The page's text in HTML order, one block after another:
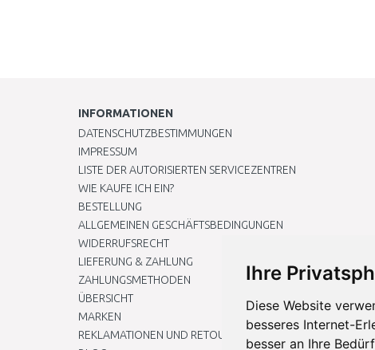
Ihre
Diese Website
besseres Internet-
besser an Ihre
INFORMATIONEN
DATENSCHUTZBESTIMMUNGEN
IMPRESSUM
LISTE DER AUTORISIERTEN SERVICEZENTREN
WIE KAUFE ICH EIN?
BESTELLUNG
ALLGEMEINEN GESCHÄFTSBEDINGUNGEN
WIDERRUFSRECHT
LIEFERUNG & ZAHLUNG
ZAHLUNGSMETHODEN
ÜBERSICHT
MARKEN
REKLAMATIONEN UND RETOUREN